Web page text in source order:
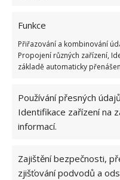
Funkce
Přiřazování a kombinování
Propojení různých zařízení,
základě automaticky
Používání přesných
Identifikace zařízení na
informací.
Zajištění bezpečnosti,
zjišťování podvodů a
Okurky a
fantasticky
8.8.2026
O WEBU